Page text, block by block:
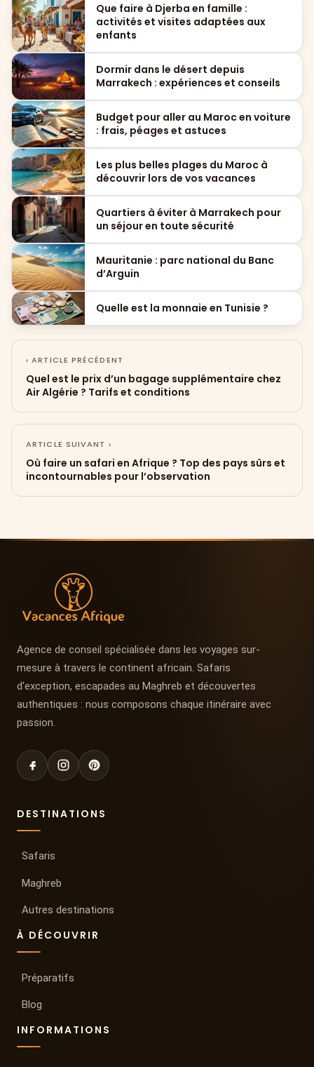
Que faire à Djerba en famille :
activités et visites adaptées aux
enfants
Dormir dans le désert depuis
Marrakech : expériences et conseils
Budget pour aller au Maroc en voiture
: frais, péages et astuces
Les plus belles plages du Maroc à
découvrir lors de vos vacances
Quartiers à éviter à Marrakech pour
un séjour en toute sécurité
Mauritanie : parc national du Banc
d’Arguin
Quelle est la monnaie en Tunisie ?
‹ ARTICLE PRÉCÉDENT
Quel est le prix d’un bagage supplémentaire chez
Air Algérie ? Tarifs et conditions
ARTICLE SUIVANT ›
Où faire un safari en Afrique ? Top des pays sûrs et
incontournables pour l’observation
Agence de conseil spécialisée dans les voyages sur-
mesure à travers le continent africain. Safaris
d'exception, escapades au Maghreb et découvertes
authentiques : nous composons chaque itinéraire avec
passion.
DESTINATIONS
Safaris
Maghreb
Autres destinations
À DÉCOUVRIR
Préparatifs
Blog
INFORMATIONS